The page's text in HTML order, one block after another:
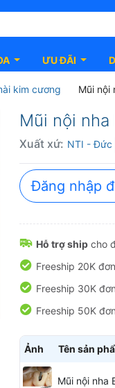
ƯU ĐÃI
kim cương Mũi nội
Mũi nội
Xuất xứ: NTI - Đức
Đăng nhập
Hỗ trợ ship cho
Freeship 20K
Freeship 30K
Freeship 50K
Ảnh Tên sản
Mũi nội nha